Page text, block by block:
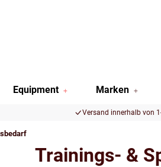
Equipment Marken
Versand innerhalb von
Trainings- &